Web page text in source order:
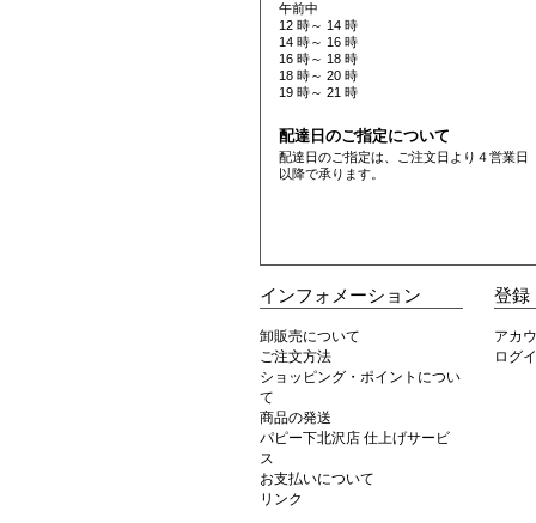
午前中
12 時～ 14 時
14 時～ 16 時
16 時～ 18 時
18 時～ 20 時
19 時～ 21 時
配達日のご指定について
配達日のご指定は、ご注文日より４営業日
以降で承ります。
インフォメーション
卸販売について
ご注文方法
ショッピング・ポイントについ
て
商品の発送
パピー下北沢店 仕上げサービ
ス
お支払いについて
リンク
登録
アカ
ログ